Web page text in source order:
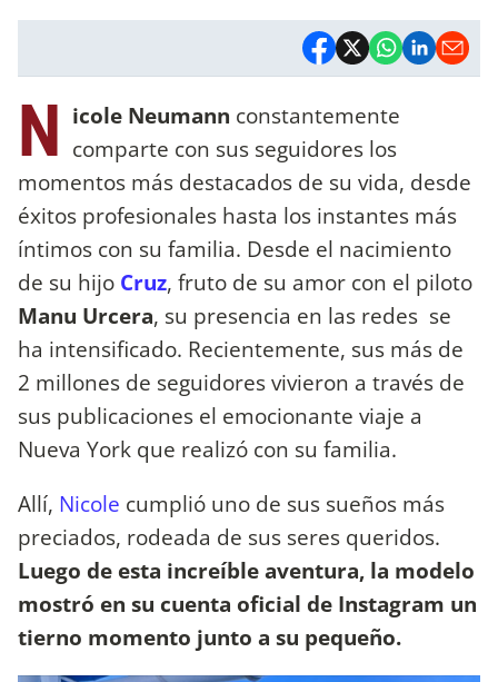
N icole Neumann constantemente
comparte con sus seguidores los
momentos más destacados de su vida, desde
éxitos profesionales hasta los instantes más
íntimos con su familia. Desde el nacimiento
de su hijo Cruz, fruto de su amor con el piloto
Manu Urcera, su presencia en las redes se
ha intensificado. Recientemente, sus más de
2 millones de seguidores vivieron a través de
sus publicaciones el emocionante viaje a
Nueva York que realizó con su familia.
Allí, Nicole cumplió uno de sus sueños más
preciados, rodeada de sus seres queridos.
Luego de esta increíble aventura, la modelo
mostró en su cuenta oficial de Instagram un
tierno momento junto a su pequeño.